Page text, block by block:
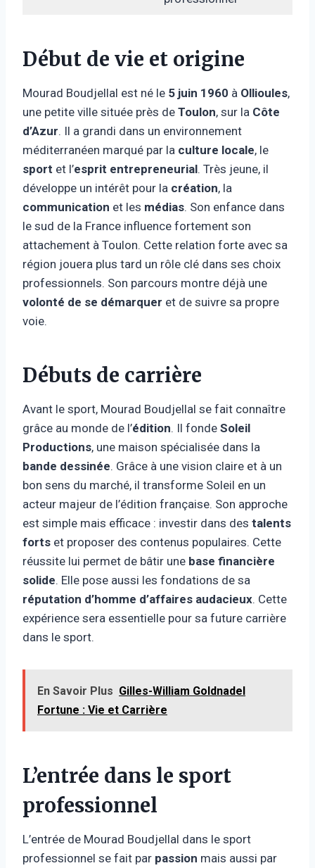
Début de vie et origine
Mourad Boudjellal est né le 5 juin 1960 à Ollioules,
une petite ville située près de Toulon, sur la Côte
d’Azur. Il a grandi dans un environnement
méditerranéen marqué par la culture locale, le
sport et l’esprit entrepreneurial. Très jeune, il
développe un intérêt pour la création, la
communication et les médias. Son enfance dans
le sud de la France influence fortement son
attachement à Toulon. Cette relation forte avec sa
région jouera plus tard un rôle clé dans ses choix
professionnels. Son parcours montre déjà une
volonté de se démarquer et de suivre sa propre
voie.
Débuts de carrière
Avant le sport, Mourad Boudjellal se fait connaître
grâce au monde de l’édition. Il fonde Soleil
Productions, une maison spécialisée dans la
bande dessinée. Grâce à une vision claire et à un
bon sens du marché, il transforme Soleil en un
acteur majeur de l’édition française. Son approche
est simple mais efficace : investir dans des talents
forts et proposer des contenus populaires. Cette
réussite lui permet de bâtir une base financière
solide. Elle pose aussi les fondations de sa
réputation d’homme d’affaires audacieux. Cette
expérience sera essentielle pour sa future carrière
dans le sport.
En Savoir Plus Gilles-William Goldnadel
Fortune : Vie et Carrière
L’entrée dans le sport
professionnel
L’entrée de Mourad Boudjellal dans le sport
professionnel se fait par passion mais aussi par